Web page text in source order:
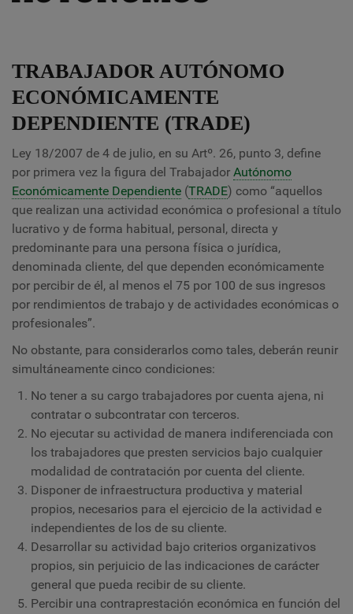
TRABAJADOR AUTÓNOMO
ECONÓMICAMENTE
DEPENDIENTE (TRADE)
Ley 18/2007 de 4 de julio, en su Artº. 26, punto 3, define
por primera vez la figura del Trabajador Autónomo
Económicamente Dependiente (TRADE) como “aquellos
que realizan una actividad económica o profesional a título
lucrativo y de forma habitual, personal, directa y
predominante para una persona física o jurídica,
denominada cliente, del que dependen económicamente
por percibir de él, al menos el 75 por 100 de sus ingresos
por rendimientos de trabajo y de actividades económicas o
profesionales”.
No obstante, para considerarlos como tales, deberán reunir
simultáneamente cinco condiciones:
No tener a su cargo trabajadores por cuenta ajena, ni
contratar o subcontratar con terceros.
No ejecutar su actividad de manera indiferenciada con
los trabajadores que presten servicios bajo cualquier
modalidad de contratación por cuenta del cliente.
Disponer de infraestructura productiva y material
propios, necesarios para el ejercicio de la actividad e
independientes de los de su cliente.
Desarrollar su actividad bajo criterios organizativos
propios, sin perjuicio de las indicaciones de carácter
general que pueda recibir de su cliente.
Percibir una contraprestación económica en función del